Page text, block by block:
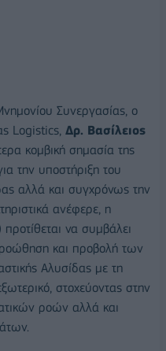
Συνεργασίας, ο
Logistics, Δρ. Βασίλειος
κομβική σημασία της
την υποστήριξη του
αλλά και συγχρόνως την
ανέφερε, η
να συμβάλει
και προβολή των
Αλυσίδας με τη
στοχεύοντας στην
ροών αλλά και